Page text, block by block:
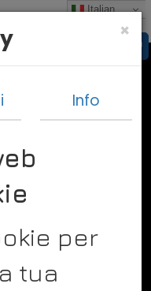
Italian
×
Info
per
tua